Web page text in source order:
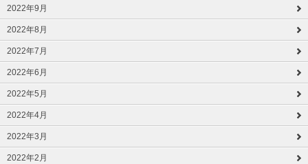
2022年9月
2022年8月
2022年7月
2022年6月
2022年5月
2022年4月
2022年3月
2022年2月